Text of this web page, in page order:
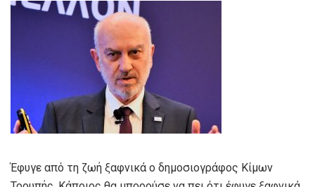
Έφυγε από τη ζωή ξαφνικά ο δημοσιογράφος Κίμων